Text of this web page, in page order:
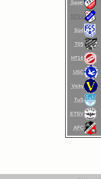
Sasel
NTSV
Süd
T05
HT16
USC
Vicky
TuS
ETSV
AFC